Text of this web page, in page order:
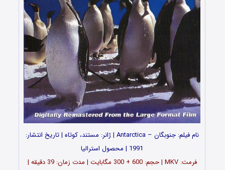
نام فیلم: جنوبگان – Antarctica | ژانر: مستند، کوتاه | تاریخ انتشار:
1991 | محصول استرالیا
فرمت: MKV | حجم: 600 + 300 مگابایت | مدت زمان: 39 دقیقه |